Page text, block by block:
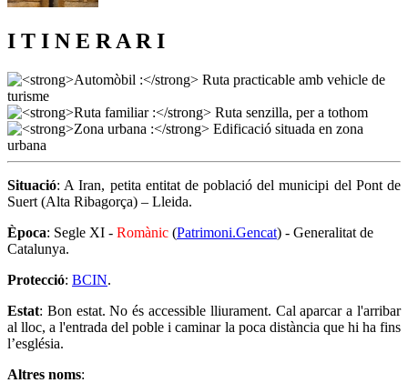
I T I N E R A R I
Situació: A Iran, petita entitat de població del municipi del Pont de
Suert (Alta Ribagorça) – Lleida.
Època: Segle XI - Romànic (Patrimoni.Gencat) - Generalitat de
Catalunya.
Protecció: BCIN.
Estat: Bon estat. No és accessible lliurament. Cal aparcar a l'arribar
al lloc, a l'entrada del poble i caminar la poca distància que hi ha fins
l’església.
Altres noms: